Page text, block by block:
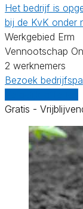
Het bedrijf is
bij de KvK onder
Werkgebied Erm
Vennootschap
2 werknemers
Bezoek
Gratis -